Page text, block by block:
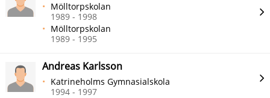
Mölltorpskolan
1989 - 1998
Mölltorpskolan
1989 - 1995
Andreas Karlsson
Katrineholms Gymnasialskola
1994 - 1997